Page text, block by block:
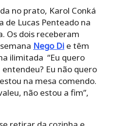
no prato, Karol Conká
de Lucas Penteado na
Os dois receberam
Nego Di e têm
ilimitada “Eu quero
Eu não quero
na mesa comendo.
não estou a fim”,